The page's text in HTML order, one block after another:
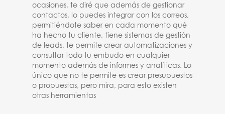
ocasiones, te diré que además de gestionar
contactos, lo puedes integrar con los correos,
permitiéndote saber en cada momento qué
ha hecho tu cliente, tiene sistemas de gestión
de leads, te permite crear automatizaciones y
consultar todo tu embudo en cualquier
momento además de informes y analíticas. Lo
único que no te permite es crear presupuestos
o propuestas, pero mira, para esto existen
otras herramientas